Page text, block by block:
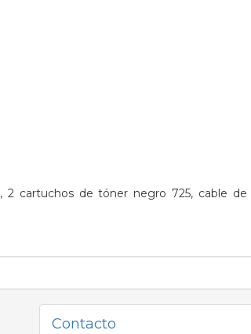
2 cartuchos de tóner negro 725, cable de
Contacto